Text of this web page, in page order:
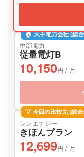
🏠 大手電力会社 (総
中部電力
従量電灯B
10,150円 / 月
💡 今回の比較先 (総
シンエナジー
きほんプラン
12,699円 / 月